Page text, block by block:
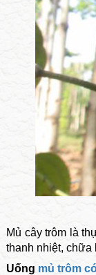
Mủ cây trôm là
thanh nhiệt, chữa
Uống mủ trôm